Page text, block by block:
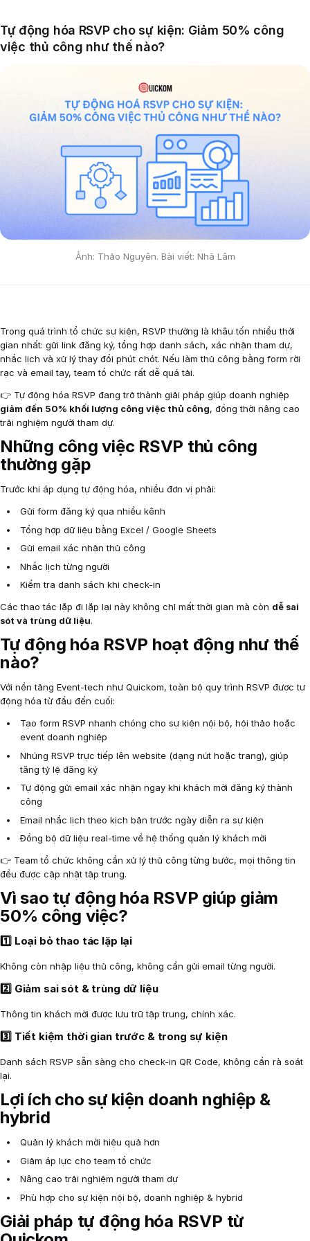
Tự động hóa RSVP cho sự kiện: Giảm 50% công
việc thủ công như thế nào?
Ảnh: Thảo Nguyên. Bài viết: Nhã Lâm
Trong quá trình tổ chức sự kiện, RSVP thường là khâu tốn nhiều thời
gian nhất: gửi link đăng ký, tổng hợp danh sách, xác nhận tham dự,
nhắc lịch và xử lý thay đổi phút chót. Nếu làm thủ công bằng form rời
rạc và email tay, team tổ chức rất dễ quá tải.
👉 Tự động hóa RSVP đang trở thành giải pháp giúp doanh nghiệp
giảm đến 50% khối lượng công việc thủ công, đồng thời nâng cao
trải nghiệm người tham dự.
Những công việc RSVP thủ công
thường gặp
Trước khi áp dụng tự động hóa, nhiều đơn vị phải:
Gửi form đăng ký qua nhiều kênh
Tổng hợp dữ liệu bằng Excel / Google Sheets
Gửi email xác nhận thủ công
Nhắc lịch từng người
Kiểm tra danh sách khi check-in
Các thao tác lặp đi lặp lại này không chỉ mất thời gian mà còn dễ sai
sót và trùng dữ liệu.
Tự động hóa RSVP hoạt động như thế
nào?
Với nền tảng Event-tech như Quickom, toàn bộ quy trình RSVP được tự
động hóa từ đầu đến cuối:
Tạo form RSVP nhanh chóng cho sự kiện nội bộ, hội thảo hoặc
event doanh nghiệp
Nhúng RSVP trực tiếp lên website (dạng nút hoặc trang), giúp
tăng tỷ lệ đăng ký
Tự động gửi email xác nhận ngay khi khách mời đăng ký thành
công
Email nhắc lịch theo kịch bản trước ngày diễn ra sự kiện
Đồng bộ dữ liệu real-time về hệ thống quản lý khách mời
👉 Team tổ chức không cần xử lý thủ công từng bước, mọi thông tin
đều được cập nhật tập trung.
Vì sao tự động hóa RSVP giúp giảm
50% công việc?
1️⃣ Loại bỏ thao tác lặp lại
Không còn nhập liệu thủ công, không cần gửi email từng người.
2️⃣ Giảm sai sót & trùng dữ liệu
Thông tin khách mời được lưu trữ tập trung, chính xác.
3️⃣ Tiết kiệm thời gian trước & trong sự kiện
Danh sách RSVP sẵn sàng cho check-in QR Code, không cần rà soát
lại.
Lợi ích cho sự kiện doanh nghiệp &
hybrid
Quản lý khách mời hiệu quả hơn
Giảm áp lực cho team tổ chức
Nâng cao trải nghiệm người tham dự
Phù hợp cho sự kiện nội bộ, doanh nghiệp & hybrid
Giải pháp tự động hóa RSVP từ